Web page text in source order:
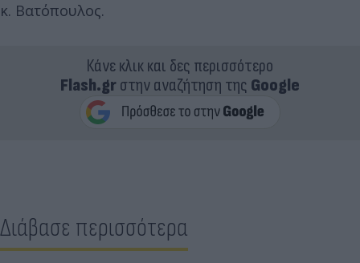
κ. Βατόπουλος.
Κάνε κλικ και δες περισσότερο
Flash.grστην αναζήτηση της Google
Διάβασε περισσότερα